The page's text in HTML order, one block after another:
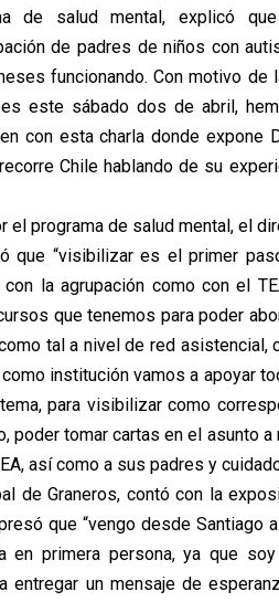
de salud mental, explicó
de padres de niños con
funcionando. Con motivo de
este sábado dos de abril,
con esta charla donde expone
Chile hablando de su
el programa de salud mental, el
que “visibilizar es el primer
la agrupación como con el
que tenemos para poder
tal a nivel de red asistencial,
institución vamos a apoyar
para visibilizar como
poder tomar cartas en el asunto
así como a sus padres y
de Graneros, contó con la
que “vengo desde Santiago
en primera persona, ya que
entregar un mensaje de